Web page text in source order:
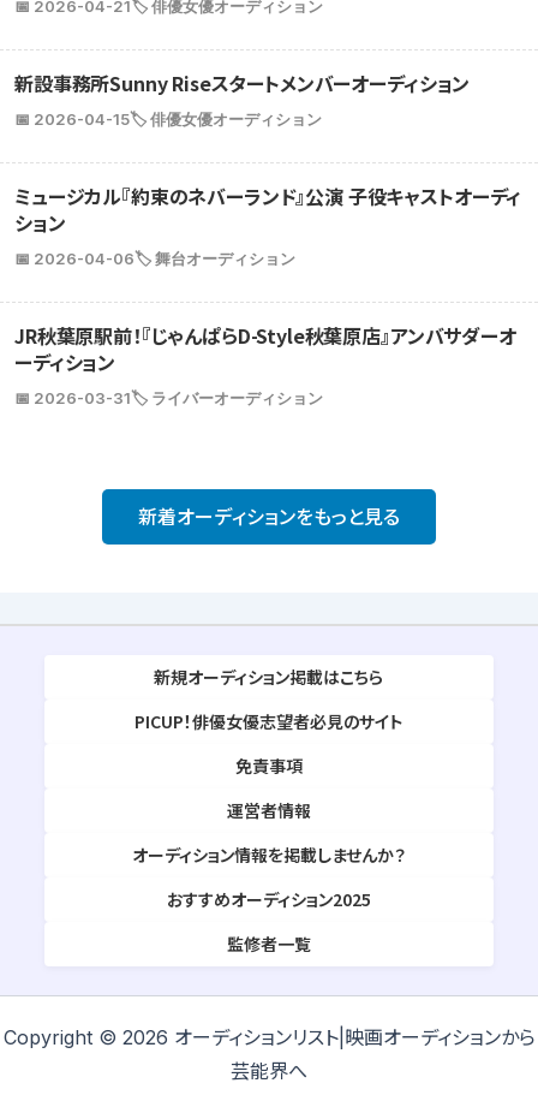
📅 2026-04-21🏷️ 俳優女優オーディション
新設事務所Sunny Riseスタートメンバーオーディション
📅 2026-04-15🏷️ 俳優女優オーディション
ミュージカル『約束のネバーランド』公演 子役キャストオーディ
ション
📅 2026-04-06🏷️ 舞台オーディション
JR秋葉原駅前！『じゃんぱらD-Style秋葉原店』アンバサダーオ
ーディション
📅 2026-03-31🏷️ ライバーオーディション
新着オーディションをもっと見る
新規オーディション掲載はこちら
PICUP！俳優女優志望者必見のサイト
免責事項
運営者情報
オーディション情報を掲載しませんか？
おすすめオーディション2025
監修者一覧
Copyright © 2026 オーディションリスト|映画オーディションから
芸能界へ